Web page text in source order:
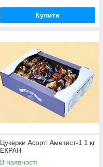
Купити
Цукерки Асорті Аметист-1 1 кг
ЕКРАН
В наявності